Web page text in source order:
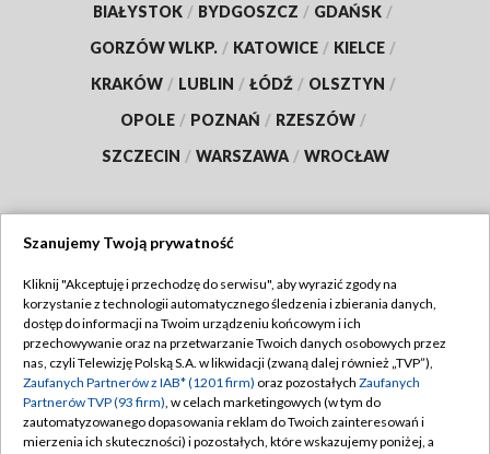
BIAŁYSTOK / BYDGOSZCZ / GDAŃSK /
GORZÓW WLKP. / KATOWICE / KIELCE /
KRAKÓW / LUBLIN / ŁÓDŹ / OLSZTYN /
OPOLE / POZNAŃ / RZESZÓW /
SZCZECIN / WARSZAWA / WROCŁAW
TVP
Abonament TVP
Emisja w TVP
Centrum informacji TVP
Naziemna Telewizja Cyfrowa
Regulamin TVP
Polityka prywatności
Moje zgody
Szanujemy Twoją prywatność
Kliknij "Akceptuję i przechodzę do serwisu", aby wyrazić zgody na
korzystanie z technologii automatycznego śledzenia i zbierania danych,
dostęp do informacji na Twoim urządzeniu końcowym i ich
przechowywanie oraz na przetwarzanie Twoich danych osobowych przez
nas, czyli Telewizję Polską S.A. w likwidacji (zwaną dalej również „TVP”),
Zaufanych Partnerów z IAB* (1201 firm) oraz pozostałych Zaufanych
Partnerów TVP (93 firm), w celach marketingowych (w tym do
zautomatyzowanego dopasowania reklam do Twoich zainteresowań i
mierzenia ich skuteczności) i pozostałych, które wskazujemy poniżej, a